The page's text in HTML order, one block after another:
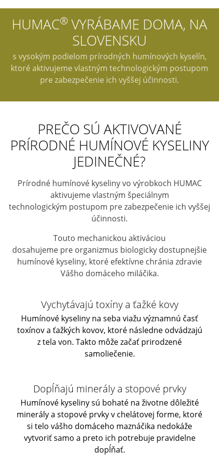
HUMAC® VYRÁBAME DOMA, NA
SLOVENSKU
s vysokým podielom prírodných humínových kyselín,
ktoré aktivujeme vlastným technologickým postupom
pre zabezpečenie ich vyššej účinnosti.
PREČO SÚ AKTIVOVANÉ
PRÍRODNÉ HUMÍNOVÉ KYSELINY
JEDINEČNÉ?
Prírodné humínové kyseliny vo výrobkoch HUMAC
aktivujeme vlastným špeciálnym
technologickým postupom pre zabezpečenie ich vyššej
účinnosti.
Touto mechanickou aktiváciou
dosahujeme pre organizmus biologicky dostupnejšie
humínové kyseliny, ktoré efektívne chránia zdravie
Vášho domáceho miláčika.
Vychytávajú toxíny a ťažké kovy
Humínové kyseliny na seba viažu významnú časť
toxínov a ťažkých kovov, ktoré následne odvádzajú
z tela von. Takto môže začať prirodzené
samoliečenie.
Dopĺňajú minerály a stopové prvky
Humínové kyseliny sú bohaté na životne dôležité
minerály a stopové prvky v chelátovej forme, ktoré
si telo vášho domáceho maznáčika nedokáže
vytvoriť samo a preto ich potrebuje pravidelne
dopĺňať.